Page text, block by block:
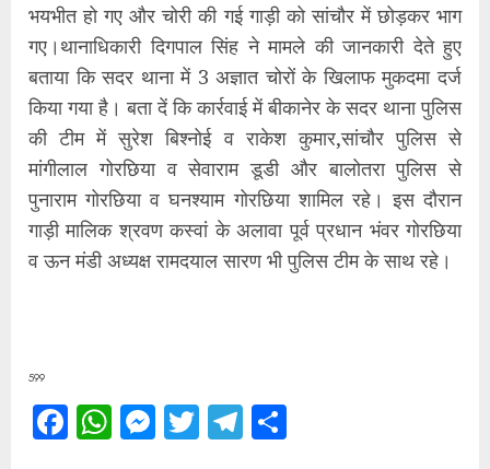
भयभीत हो गए और चोरी की गई गाड़ी को सांचौर में छोड़कर भाग
गए।थानाधिकारी दिगपाल सिंह ने मामले की जानकारी देते हुए
बताया कि सदर थाना में 3 अज्ञात चोरों के खिलाफ मुकदमा दर्ज
किया गया है। बता दें कि कार्रवाई में बीकानेर के सदर थाना पुलिस
की टीम में सुरेश बिश्नोई व राकेश कुमार,सांचौर पुलिस से
मांगीलाल गोरछिया व सेवाराम डूडी और बालोतरा पुलिस से
पुनाराम गोरछिया व घनश्याम गोरछिया शामिल रहे। इस दौरान
गाड़ी मालिक श्रवण कस्वां के अलावा पूर्व प्रधान भंवर गोरछिया
व ऊन मंडी अध्यक्ष रामदयाल सारण भी पुलिस टीम के साथ रहे।
599
Facebook
WhatsApp
Messenger
TwitterTelegram